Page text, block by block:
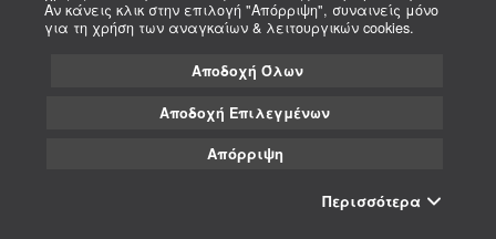
Αν κάνεις κλικ στην επιλογή "Απόρριψη", συναινείς μόνο
για τη χρήση των αναγκαίων & λειτουργικών cookies.
Αποδοχή Όλων
Αποδοχή Επιλεγμένων
Απόρριψη
Περισσότερα